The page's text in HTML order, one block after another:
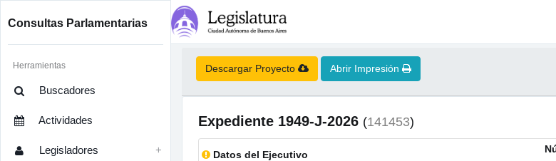
Consultas Parlamentarias
Herramientas
Buscadores
Actividades
Legisladores
Descargar Proyecto Abrir Impresión
Expediente 1949-J-2026 (141453)
Datos del Ejecutivo